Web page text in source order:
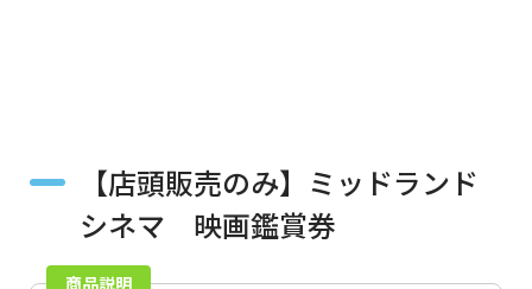
【店頭販売のみ】ミッドランド
シネマ 映画鑑賞券
商品説明